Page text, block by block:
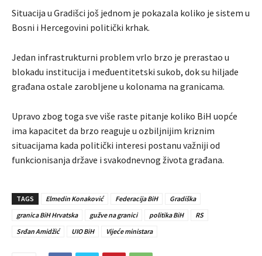
Situacija u Gradišci još jednom je pokazala koliko je sistem u
Bosni i Hercegovini politički krhak.
Jedan infrastrukturni problem vrlo brzo je prerastao u
blokadu institucija i međuentitetski sukob, dok su hiljade
građana ostale zarobljene u kolonama na granicama.
Upravo zbog toga sve više raste pitanje koliko BiH uopće
ima kapacitet da brzo reaguje u ozbiljnijim kriznim
situacijama kada politički interesi postanu važniji od
funkcionisanja države i svakodnevnog života građana.
TAGS Elmedin Konaković Federacija BiH
Gradiška
granica BiH Hrvatska
gužve na granici politika BiH
RS
Srđan Amidžić
UIO BiH Vijeće ministara